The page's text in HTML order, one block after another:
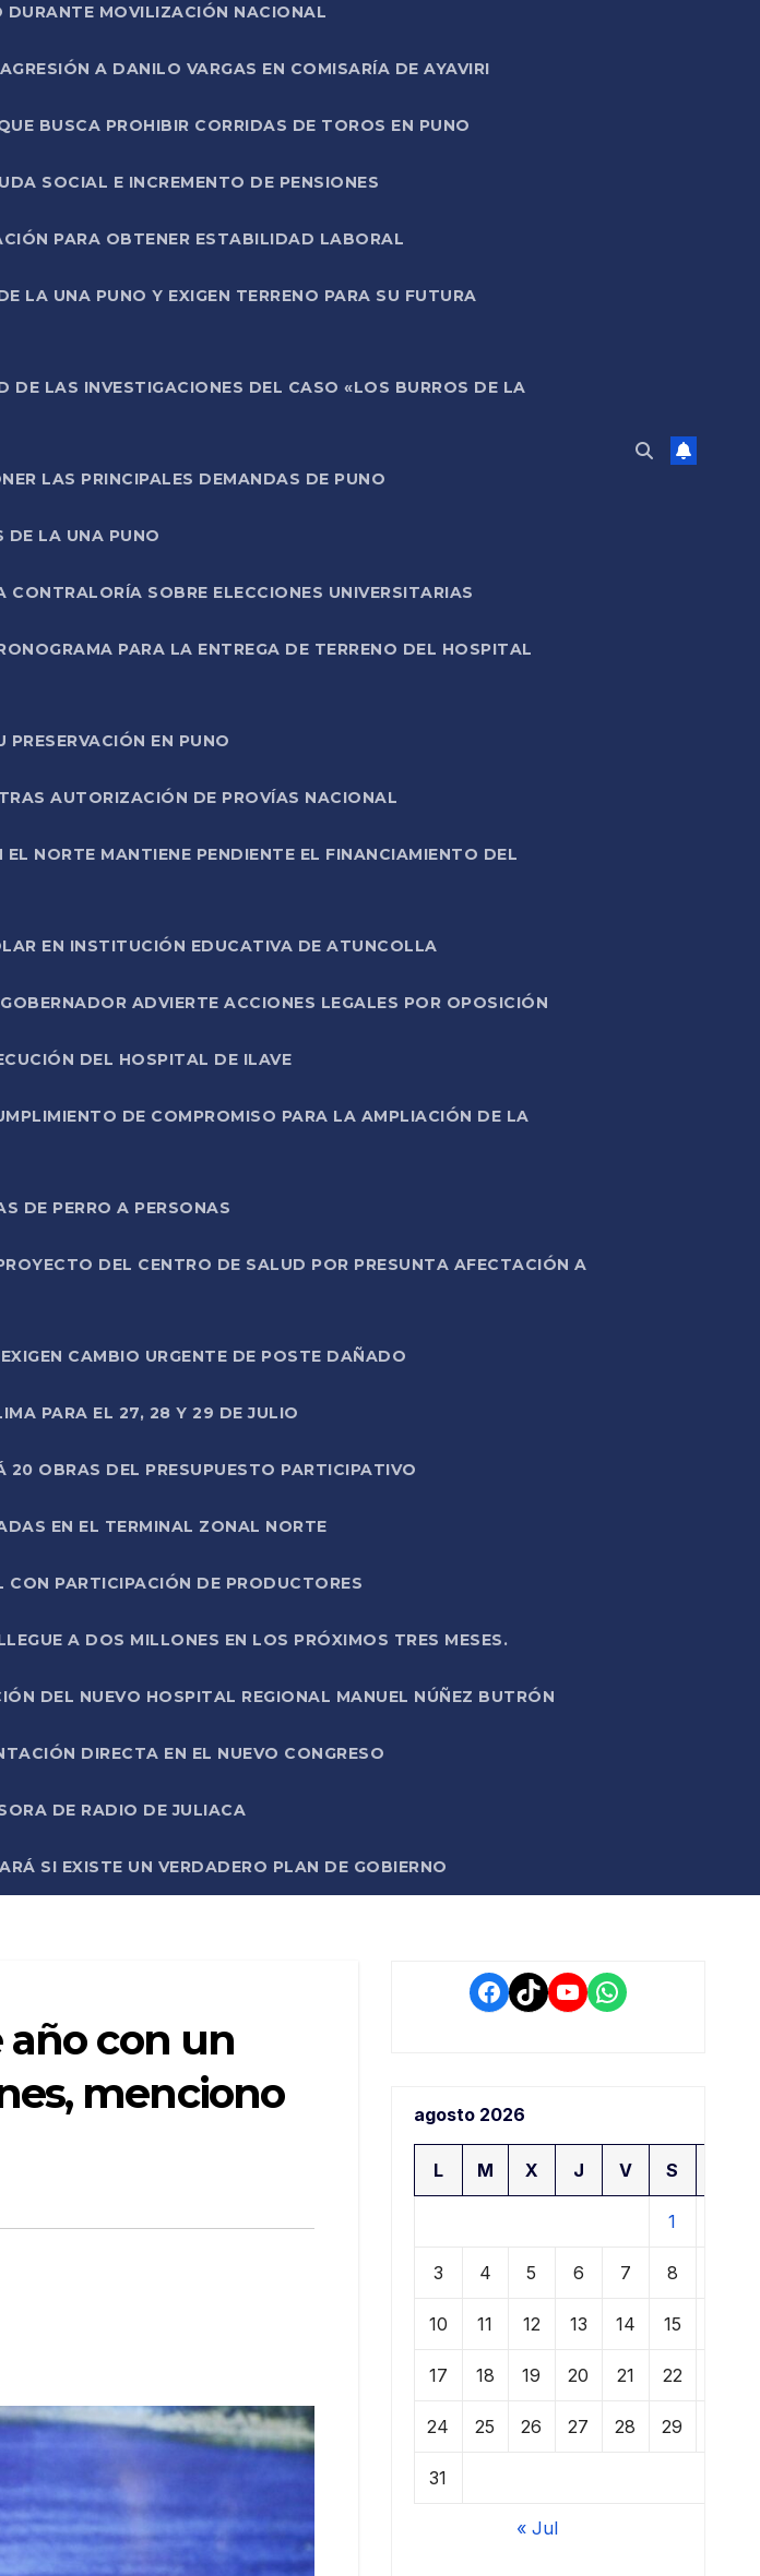
DURANTE MOVILIZACIÓN NACIONAL
A DANILO VARGAS EN COMISARÍA DE AYAVIRI
BUSCA PROHIBIR CORRIDAS DE TOROS EN PUNO
SOCIAL E INCREMENTO DE PENSIONES
PARA OBTENER ESTABILIDAD LABORAL
LA UNA PUNO Y EXIGEN TERRENO PARA SU FUTURA
DE LAS INVESTIGACIONES DEL CASO «LOS BURROS DE LA
LAS PRINCIPALES DEMANDAS DE PUNO
DE LA UNA PUNO
SOBRE ELECCIONES UNIVERSITARIAS
PARA LA ENTREGA DE TERRENO DEL HOSPITAL
EN PUNO
AUTORIZACIÓN DE PROVÍAS NACIONAL
NORTE MANTIENE PENDIENTE EL FINANCIAMIENTO DEL
EN INSTITUCIÓN EDUCATIVA DE ATUNCOLLA
ADVIERTE ACCIONES LEGALES POR OPOSICIÓN
DEL HOSPITAL DE ILAVE
DE COMPROMISO PARA LA AMPLIACIÓN DE LA
DE PERRO A PERSONAS
DEL CENTRO DE SALUD POR PRESUNTA AFECTACIÓN A
CAMBIO URGENTE DE POSTE DAÑADO
PARA EL 27, 28 Y 29 DE JULIO
OBRAS DEL PRESUPUESTO PARTICIPATIVO
EN EL TERMINAL ZONAL NORTE
PARTICIPACIÓN DE PRODUCTORES
A DOS MILLONES EN LOS PRÓXIMOS TRES MESES.
DEL NUEVO HOSPITAL REGIONAL MANUEL NÚÑEZ BUTRÓN
DIRECTA EN EL NUEVO CONGRESO
DE RADIO DE JULIACA
SI EXISTE UN VERDADERO PLAN DE GOBIERNO
año con un
menciono
Facebook
TikTokYouTube
WhatsApp
agosto 2026
L M X J V S
1
3 4 5 6 7 8
10 11 12 13 14 15
17 18 19 20 21 22
24 25 26 27 28 29
31
« Jul